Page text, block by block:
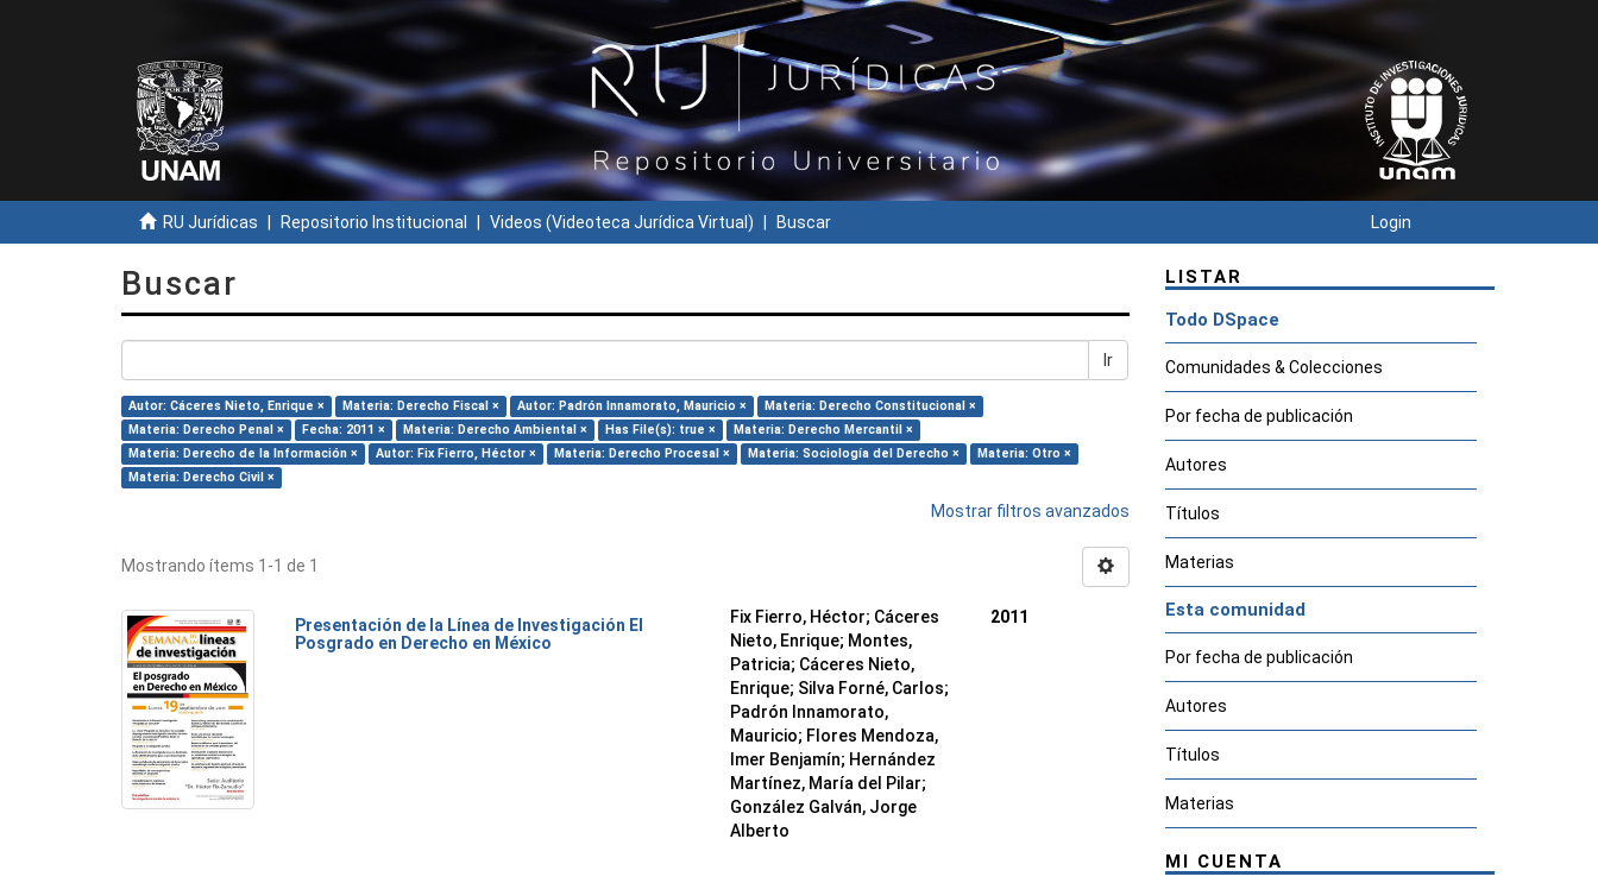
RU Jurídicas Repositorio Institucional Videos (Videoteca Jurídica Virtual) Buscar Login
Buscar
Ir
Autor: Cáceres Nieto, Enrique × Materia: Derecho Fiscal × Autor: Padrón Innamorato, Mauricio ×
Materia: Derecho Constitucional ×
Materia: Derecho Penal ×
Fecha: 2011 × Materia: Derecho Ambiental × Has File(s): true ×
Materia: Derecho Mercantil ×
Materia: Derecho de la Información ×
Autor: Fix Fierro, Héctor × Materia: Derecho Procesal × Materia: Sociología del Derecho ×
Materia: Otro ×
Materia: Derecho Civil ×
Mostrar filtros avanzados
Mostrando ítems 1-1 de 1
Presentación de la Línea de Investigación El
Posgrado en Derecho en México
Fix Fierro, Héctor; Cáceres
Nieto, Enrique; Montes,
Patricia; Cáceres Nieto,
Enrique; Silva Forné, Carlos;
Padrón Innamorato,
Mauricio; Flores Mendoza,
Imer Benjamín; Hernández
Martínez, María del Pilar;
González Galván, Jorge
Alberto
2011
LISTAR
Todo DSpace
Comunidades & Colecciones
Por fecha de publicación
Autores
Títulos
Materias
Esta comunidad
Por fecha de publicación
Autores
Títulos
Materias
MI CUENTA